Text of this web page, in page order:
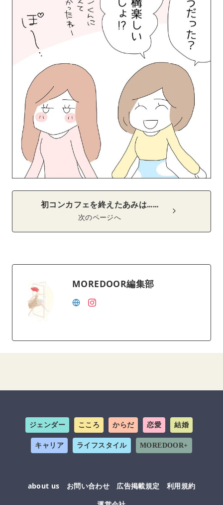
初コンカフェを終えたあみは……
次のページへ
MOREDOOR編集部
ジェンダー こころ からだ 恋愛 結婚
キャリア ライフスタイル MOREDOOR+
about us お問い合わせ 広告掲載規定
利用規約